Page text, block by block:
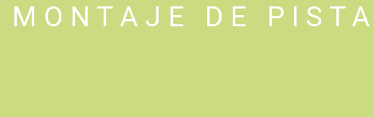
MONTAJE DE PISTA